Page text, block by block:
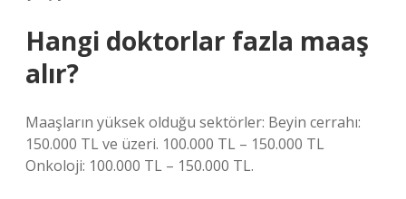
Hangi doktorlar fazla maaş
alır?
Maaşların yüksek olduğu sektörler: Beyin cerrahı:
150.000 TL ve üzeri. 100.000 TL – 150.000 TL
Onkoloji: 100.000 TL – 150.000 TL.